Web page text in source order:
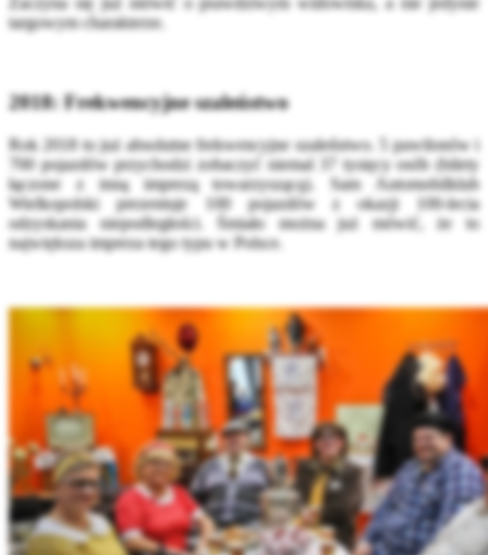
targowym charakterze.
2018: Frekwencyjne szaleństwo
Rok 2018 to już absolutne frekwencyjne szaleństwo. 5 pawilonów i
700 pojazdów przychodzi zobaczyć niemal 37 tysięcy osób (bilety
łączone z inną imprezą towarzyszącą). Sam Automobilklub
Wielkopolski prezentuje 100 pojazdów z okazji 100-lecia
odzyskania niepodległości. Śmiało można już mówić, że to
największa impreza tego typu w Polsce.